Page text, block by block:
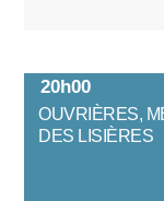
20h00
OUVRIÈRES,
DES LISIÈRES